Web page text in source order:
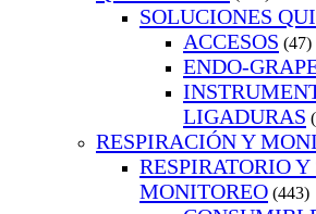
SOLUCIONES
ACCESOS (47)
ENDO-
LIGADURAS
RESPIRACIÓN Y
RESPIRATORIO
MONITOREO (443)